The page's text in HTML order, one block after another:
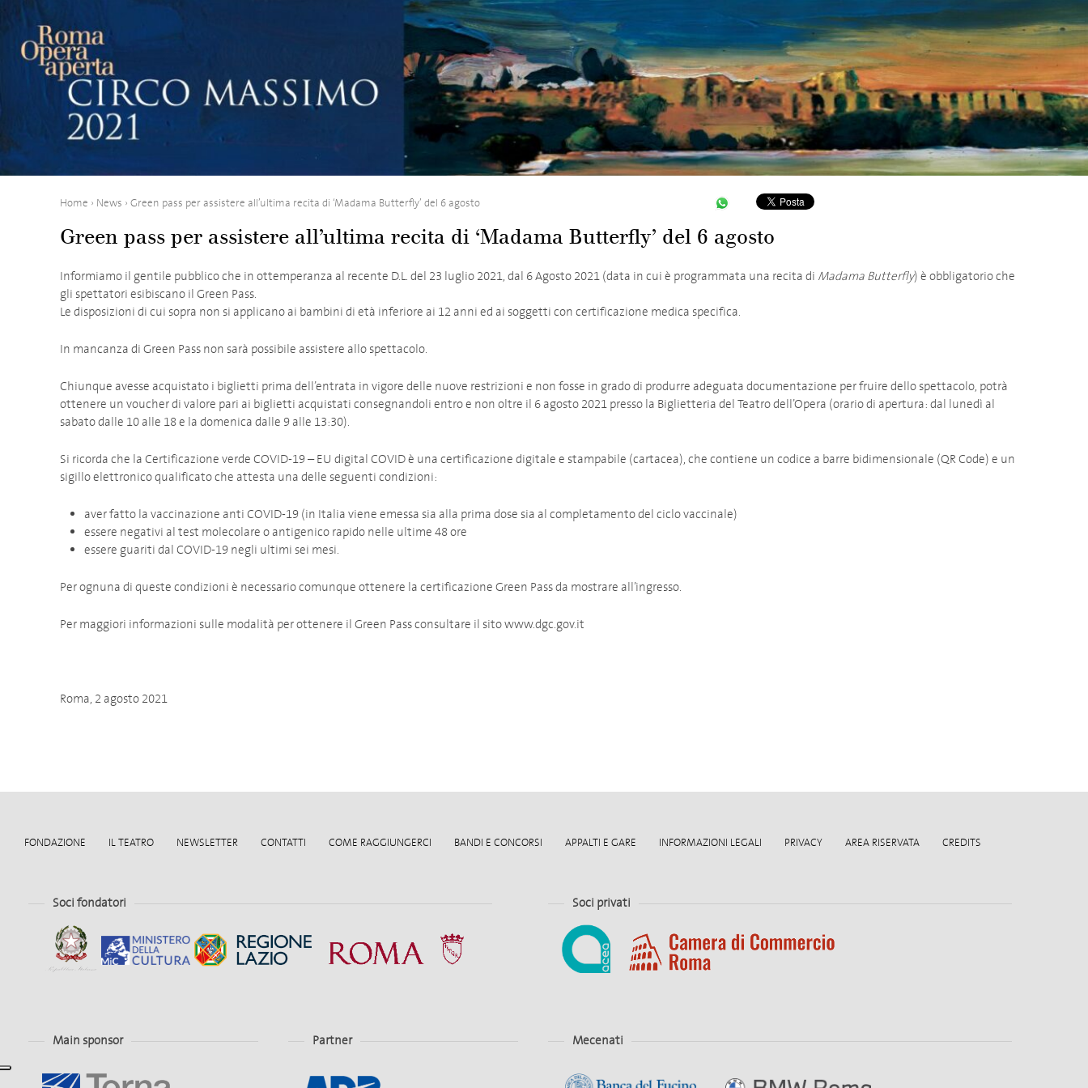
Home › News › Green pass per assistere all’ultima recita di ‘Madama Butterfly’ del 6 agosto
Green pass per assistere all’ultima recita di ‘Madama Butterfly’ del 6 agosto
Informiamo il gentile pubblico che in ottemperanza al recente D.L. del 23 luglio 2021, dal 6 Agosto 2021 (data in cui è programmata una recita di Madama Butterfly) è obbligatorio che
gli spettatori esibiscano il Green Pass.
Le disposizioni di cui sopra non si applicano ai bambini di età inferiore ai 12 anni ed ai soggetti con certificazione medica specifica.
In mancanza di Green Pass non sarà possibile assistere allo spettacolo.
Chiunque avesse acquistato i biglietti prima dell’entrata in vigore delle nuove restrizioni e non fosse in grado di produrre adeguata documentazione per fruire dello spettacolo, potrà
ottenere un voucher di valore pari ai biglietti acquistati consegnandoli entro e non oltre il 6 agosto 2021 presso la Biglietteria del Teatro dell’Opera (orario di apertura: dal lunedì al
sabato dalle 10 alle 18 e la domenica dalle 9 alle 13:30).
Si ricorda che la Certificazione verde COVID-19 – EU digital COVID è una certificazione digitale e stampabile (cartacea), che contiene un codice a barre bidimensionale (QR Code) e un
sigillo elettronico qualificato che attesta una delle seguenti condizioni:
aver fatto la vaccinazione anti COVID-19 (in Italia viene emessa sia alla prima dose sia al completamento del ciclo vaccinale)
essere negativi al test molecolare o antigenico rapido nelle ultime 48 ore
essere guariti dal COVID-19 negli ultimi sei mesi.
Per ognuna di queste condizioni è necessario comunque ottenere la certificazione Green Pass da mostrare all’ingresso.
Per maggiori informazioni sulle modalità per ottenere il Green Pass consultare il sito www.dgc.gov.it
Roma, 2 agosto 2021
FONDAZIONE IL TEATRO NEWSLETTER CONTATTI COME RAGGIUNGERCI BANDI E CONCORSI APPALTI E GARE INFORMAZIONI LEGALI PRIVACY AREA RISERVATA CREDITS
Soci fondatori Soci privati
Main sponsor Partner Mecenati